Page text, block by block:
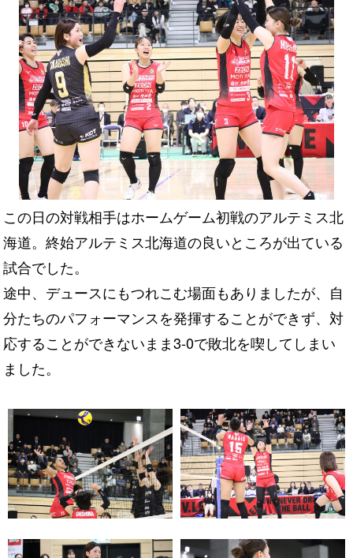
この日の対戦相手はホームゲーム初戦のアルテミス北
海道。終始アルテミス北海道の良いところが出ている
試合でした。
途中、デュースにもつれこむ場面もありましたが、自
分たちのパフォーマンスを発揮することができず、対
応することができないまま3-0で敗北を喫してしまい
ました。